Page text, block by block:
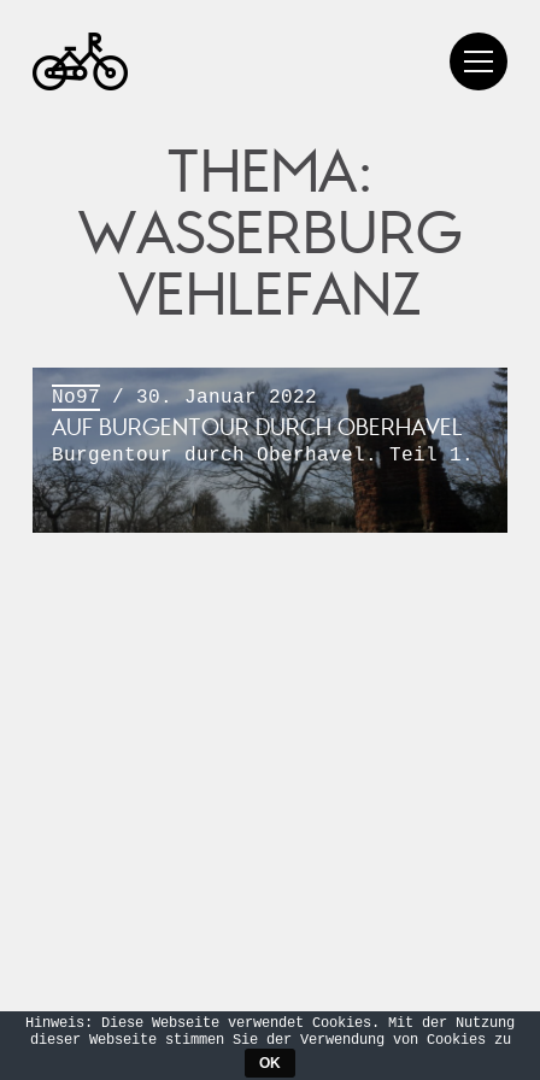
THEMA:
WASSERBURG
VEHLEFANZ
No97 / 30. Januar 2022
AUF BURGENTOUR DURCH OBERHAVEL
Burgentour durch Oberhavel. Teil 1.
Hinweis: Diese Webseite verwendet Cookies. Mit der Nutzung
dieser Webseite stimmen Sie der Verwendung von Cookies zu
OK